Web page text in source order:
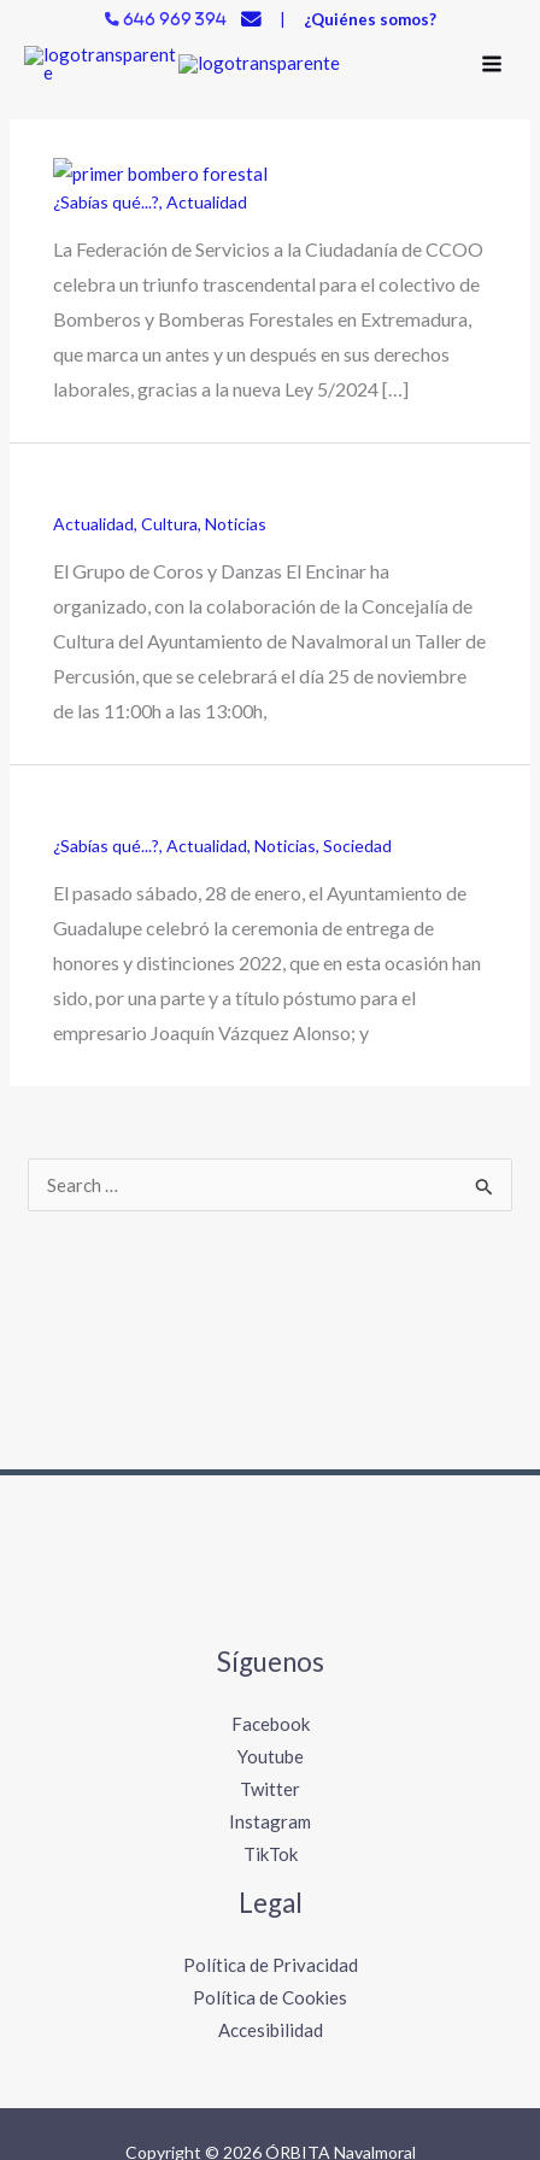
contenido
646 969 394 | ¿Quiénes somos?
¿Sabías qué...?,Actualidad
La Federación de Servicios a la Ciudadanía de CCOO
celebra un triunfo trascendental para el colectivo de
Bomberos y Bomberas Forestales en Extremadura,
que marca un antes y un después en sus derechos
laborales, gracias a la nueva Ley 5/2024 […]
Actualidad,Cultura,Noticias
El Grupo de Coros y Danzas El Encinar ha
organizado, con la colaboración de la Concejalía de
Cultura del Ayuntamiento de Navalmoral un Taller de
Percusión, que se celebrará el día 25 de noviembre
de las 11:00h a las 13:00h,
¿Sabías qué...?,Actualidad,Noticias,Sociedad
El pasado sábado, 28 de enero, el Ayuntamiento de
Guadalupe celebró la ceremonia de entrega de
honores y distinciones 2022, que en esta ocasión han
sido, por una parte y a título póstumo para el
empresario Joaquín Vázquez Alonso; y
Síguenos
Facebook
Youtube
Twitter
Instagram
TikTok
Legal
Política de Privacidad
Política de Cookies
Accesibilidad
Copyright © 2026 ÓRBITA Navalmoral